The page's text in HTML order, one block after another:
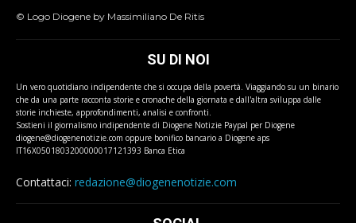
© Logo Diogene by Massimiliano De Ritis
SU DI NOI
Un vero quotidiano indipendente che si occupa della povertà. Viaggiando su un binario
che da una parte racconta storie e cronache della giornata e dall'altra sviluppa dalle
storie inchieste, approfondimenti, analisi e confronti.
Sostieni il giornalismo indipendente di Diogene Notizie Paypal per Diogene
diogene@diogenenotizie.com oppure bonifico bancario a Diogene aps
IT16X0501803200000017121393 Banca Etica
Contattaci: redazione@diogenenotizie.com